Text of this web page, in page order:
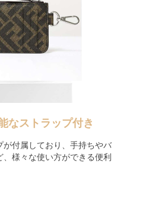
なストラップ付き
が付属しており、手持ちやバ
様々な使い方ができる便利